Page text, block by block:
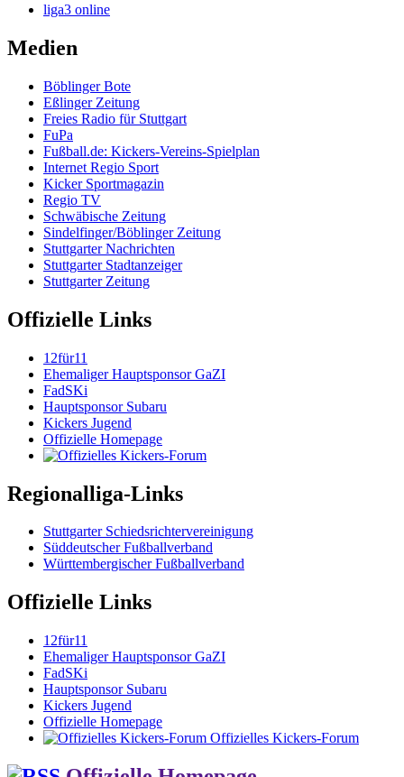
liga3 online
Medien
Böblinger Bote
Eßlinger Zeitung
Freies Radio für Stuttgart
FuPa
Fußball.de: Kickers-Vereins-Spielplan
Internet Regio Sport
Kicker Sportmagazin
Regio TV
Schwäbische Zeitung
Sindelfinger/Böblinger Zeitung
Stuttgarter Nachrichten
Stuttgarter Stadtanzeiger
Stuttgarter Zeitung
Offizielle Links
12für11
Ehemaliger Hauptsponsor GaZI
FadSKi
Hauptsponsor Subaru
Kickers Jugend
Offizielle Homepage
Regionalliga-Links
Stuttgarter Schiedsrichtervereinigung
Süddeutscher Fußballverband
Württembergischer Fußballverband
Offizielle Links
12für11
Ehemaliger Hauptsponsor GaZI
FadSKi
Hauptsponsor Subaru
Kickers Jugend
Offizielle Homepage
Offizielles Kickers-Forum